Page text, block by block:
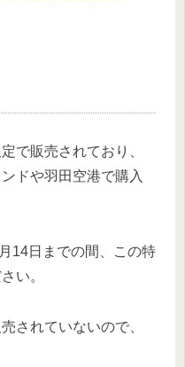
で販売されており、
ドや羽田空港で購入
14日までの間、この特
い。
されていないので、